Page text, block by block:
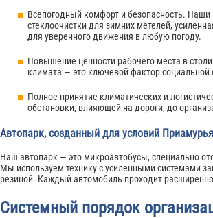
Всепогодный комфорт и безопасность.
стеклоочистки для зимних метелей,
для уверенного движения в любую погоду.
Повышение ценности рабочего места в
климата — это ключевой фактор
Полное принятие климатических и
обстановки, влияющей на дороги, до
Автопарк, созданный для условий Приамурья
Наш автопарк — это микроавтобусы, специально
Мы используем технику с усиленными системами
резиной. Каждый автомобиль проходит
Системный порядок